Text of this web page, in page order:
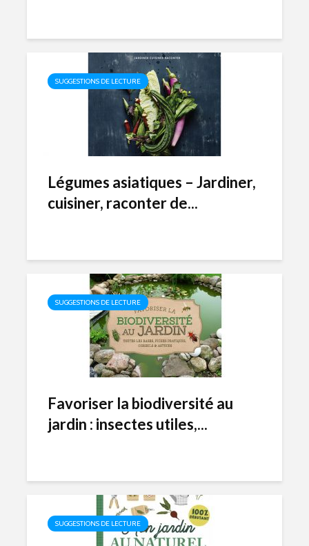
SUGGESTIONS DE LECTURE
Légumes asiatiques – Jardiner,
cuisiner, raconter de...
SUGGESTIONS DE LECTURE
Favoriser la biodiversité au
jardin : insectes utiles,...
SUGGESTIONS DE LECTURE